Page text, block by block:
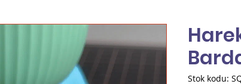
Stok kodu: